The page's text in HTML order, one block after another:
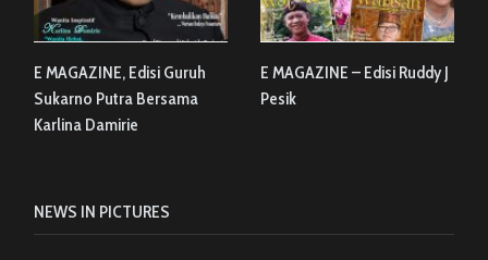
E MAGAZINE, Edisi Guruh
Sukarno Putra Bersama
Karlina Damirie
E MAGAZINE – Edisi Ruddy J
Pesik
NEWS IN PICTURES